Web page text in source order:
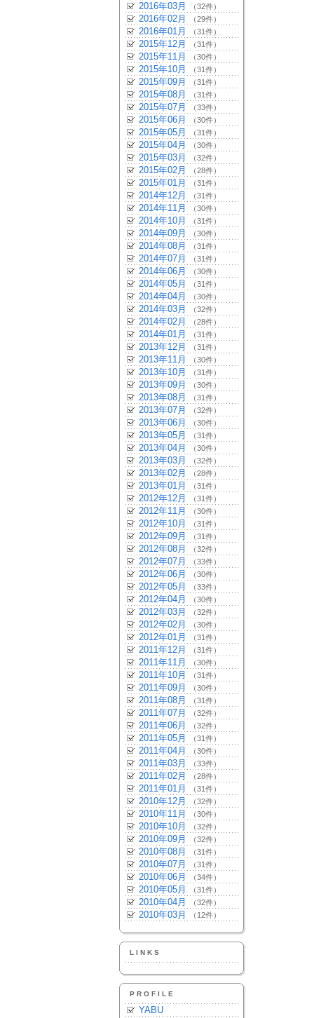
2016年03月 （32件）
2016年02月 （29件）
2016年01月 （31件）
2015年12月 （31件）
2015年11月 （30件）
2015年10月 （31件）
2015年09月 （31件）
2015年08月 （31件）
2015年07月 （33件）
2015年06月 （30件）
2015年05月 （31件）
2015年04月 （30件）
2015年03月 （32件）
2015年02月 （28件）
2015年01月 （31件）
2014年12月 （31件）
2014年11月 （30件）
2014年10月 （31件）
2014年09月 （30件）
2014年08月 （31件）
2014年07月 （31件）
2014年06月 （30件）
2014年05月 （31件）
2014年04月 （30件）
2014年03月 （32件）
2014年02月 （28件）
2014年01月 （31件）
2013年12月 （31件）
2013年11月 （30件）
2013年10月 （31件）
2013年09月 （30件）
2013年08月 （31件）
2013年07月 （32件）
2013年06月 （30件）
2013年05月 （31件）
2013年04月 （30件）
2013年03月 （32件）
2013年02月 （28件）
2013年01月 （31件）
2012年12月 （31件）
2012年11月 （30件）
2012年10月 （31件）
2012年09月 （31件）
2012年08月 （32件）
2012年07月 （33件）
2012年06月 （30件）
2012年05月 （33件）
2012年04月 （30件）
2012年03月 （32件）
2012年02月 （30件）
2012年01月 （31件）
2011年12月 （31件）
2011年11月 （30件）
2011年10月 （31件）
2011年09月 （30件）
2011年08月 （31件）
2011年07月 （32件）
2011年06月 （32件）
2011年05月 （31件）
2011年04月 （30件）
2011年03月 （33件）
2011年02月 （28件）
2011年01月 （31件）
2010年12月 （32件）
2010年11月 （30件）
2010年10月 （32件）
2010年09月 （32件）
2010年08月 （31件）
2010年07月 （31件）
2010年06月 （34件）
2010年05月 （31件）
2010年04月 （32件）
2010年03月 （12件）
LINKS
PROFILE
YABU